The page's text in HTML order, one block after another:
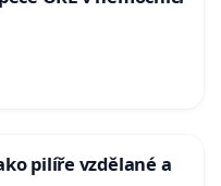
pilíře vzdělané a